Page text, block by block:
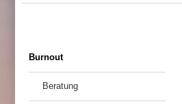
Burnout
Beratung